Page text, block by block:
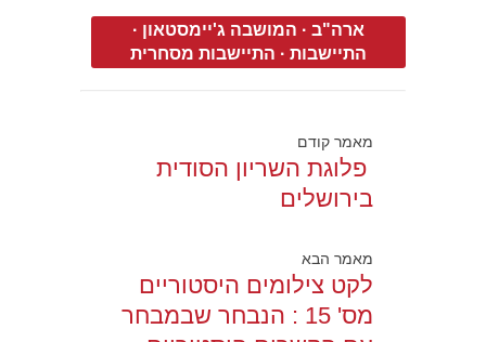
ארה"ב · המושבה ג'יימסטאון ·
התיישבות · התיישבות מסחרית
מאמר קודם
פלוגת השריון הסודית
בירושלים
מאמר הבא
לקט צילומים היסטוריים
מס' 15 : הנבחר שבמבחר